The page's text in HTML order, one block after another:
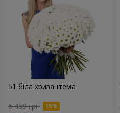
51 біла хризантема
6 469 грн